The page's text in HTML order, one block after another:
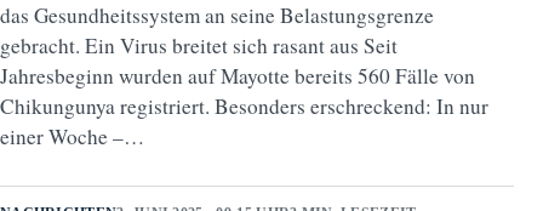
das Gesundheitssystem an seine Belastungsgrenze
gebracht. Ein Virus breitet sich rasant aus Seit
Jahresbeginn wurden auf Mayotte bereits 560 Fälle von
Chikungunya registriert. Besonders erschreckend: In nur
einer Woche –…